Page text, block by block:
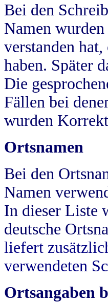
Bei den
Namen
verstanden
haben. Später
Die
Fällen bei
wurden
Ortsnamen
Bei den
Namen
In dieser Liste
deutsche
liefert
verwendeten
Ortsangaben